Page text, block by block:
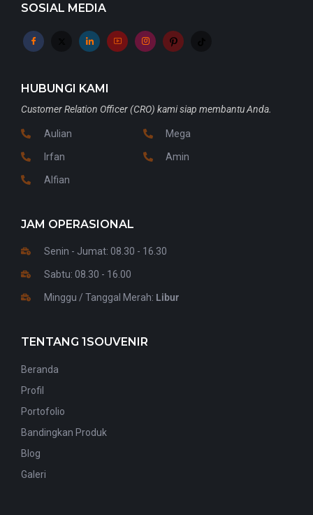
SOSIAL MEDIA
HUBUNGI KAMI
Customer Relation Officer (CRO) kami siap membantu Anda.
Aulian
Irfan
Alfian
Mega
Amin
JAM OPERASIONAL
Senin - Jumat: 08.30 - 16.30
Sabtu: 08.30 - 16.00
Minggu / Tanggal Merah: Libur
TENTANG 1SOUVENIR
Beranda
Profil
Portofolio
Bandingkan Produk
Blog
Galeri